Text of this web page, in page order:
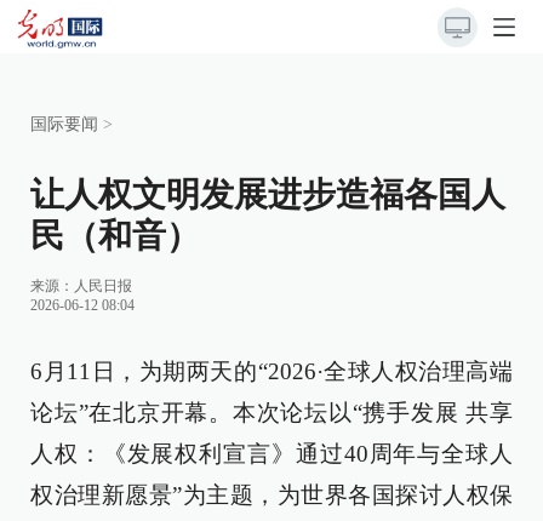
国际要闻 >
让人权文明发展进步造福各国人
民（和音）
来源： 人民日报
2026-06-12 08:04
6月11日，为期两天的“2026·全球人权治理高端
论坛”在北京开幕。本次论坛以“携手发展 共享
人权：《发展权利宣言》通过40周年与全球人
权治理新愿景”为主题，为世界各国探讨人权保